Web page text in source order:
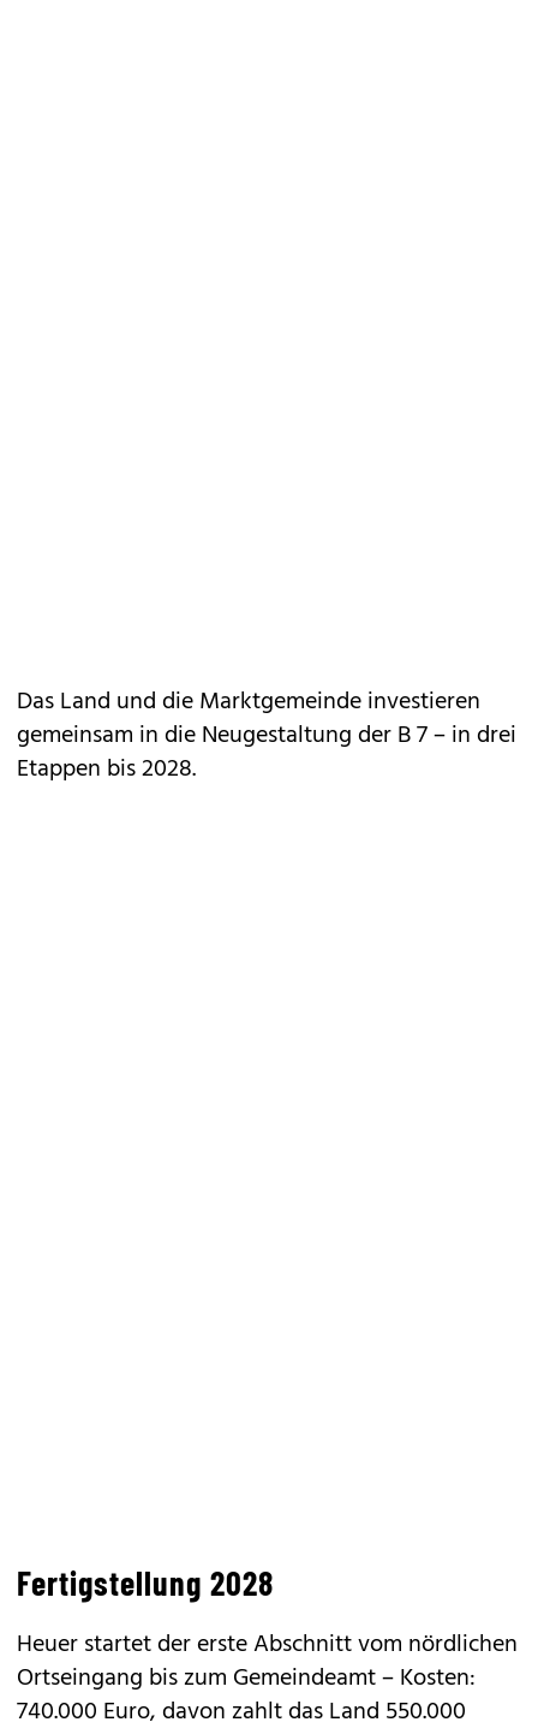
Das Land und die Marktgemeinde investieren
gemeinsam in die Neugestaltung der B 7 – in drei
Etappen bis 2028.
Fertigstellung 2028
Heuer startet der erste Abschnitt vom nördlichen
Ortseingang bis zum Gemeindeamt – Kosten:
740.000 Euro, davon zahlt das Land 550.000